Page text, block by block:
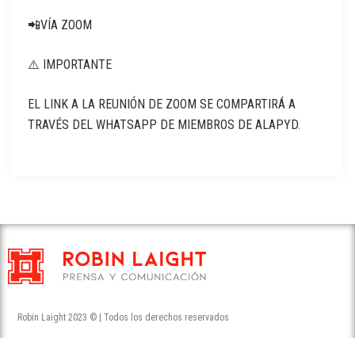
📲VÍA ZOOM
⚠️ IMPORTANTE
EL LINK A LA REUNIÓN DE ZOOM SE COMPARTIRÁ A
TRAVÉS DEL WHATSAPP DE MIEMBROS DE ALAPYD.
Robin Laight 2023 © | Todos los derechos reservados